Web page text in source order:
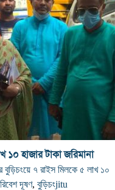
১০ হাজার টাকা জরিমানা
বুড়িচংয়ে ৭ রাইস মিলকে ৫ লাখ ১০
দূষণ, বুড়িচংjitu